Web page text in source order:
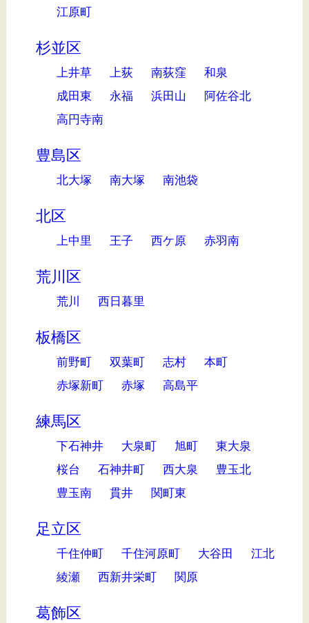
江原町
杉並区
上井草 上荻 南荻窪
和泉
成田東
永福 浜田山
阿佐谷北
高円寺南
豊島区
北大塚 南大塚 南池袋
北区
上中里 王子 西ケ原 赤羽南
荒川区
荒川 西日暮里
板橋区
前野町 双葉町 志村
本町
赤塚新町
赤塚 高島平
練馬区
下石神井 大泉町 旭町
東大泉
桜台
石神井町 西大泉
豊玉北
豊玉南
貫井 関町東
足立区
千住仲町 千住河原町 大谷田
江北
綾瀬
西新井栄町 関原
葛飾区